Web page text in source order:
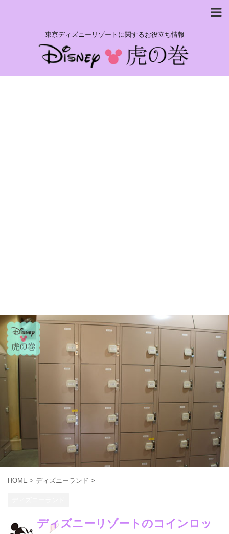
東京ディズニーリゾートに関するお役立ち情報
HOME > ディズニーランド >
ディズニーリゾートのコインロッ